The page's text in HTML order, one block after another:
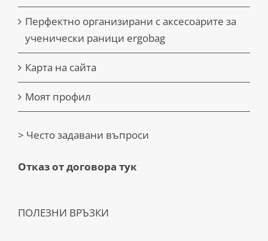
Перфектно организирани с аксесоарите за
ученически раници ergobag
Карта на сайта
Моят профил
> Често задавани въпроси
Отказ от договора тук
ПОЛЕЗНИ ВРЪЗКИ